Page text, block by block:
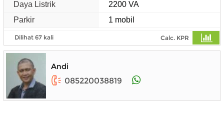
Daya Listrik
2200 VA
Parkir
1 mobil
Dilihat 67 kali Calc. KPR
Andi
085220038819